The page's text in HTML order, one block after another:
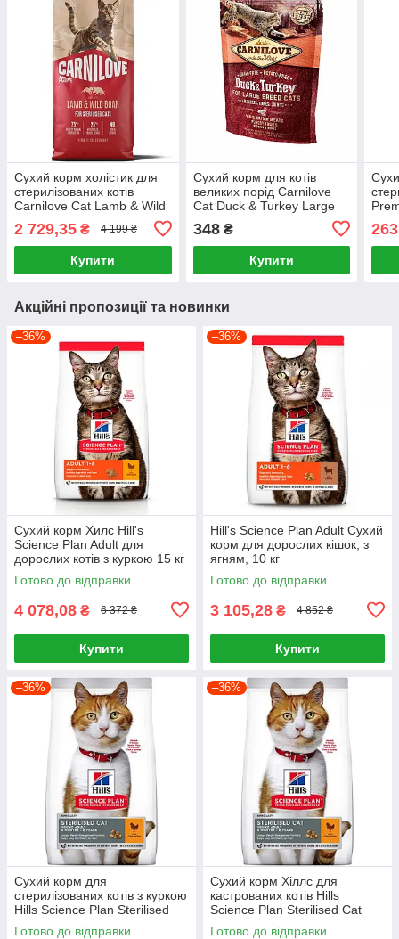
Сухий корм холістик для
стерилізованих котів
Carnilove Cat Lamb & Wild
кабан) 6 кг
2 729,35 ₴ 4 199 ₴
Купити
Сухий корм для котів
великих порід Carnilove
Cat Duck & Turkey Large
індичка) 400 г
348₴
Купити
Акційні пропозиції та новинки
–36%
Сухий корм Хилс Hill's
Science Plan Adult для
дорослих котів з куркою 15 кг
Готово до відправки
4 078,08 ₴ 6 372 ₴
Купити
–36%
Hill's Science Plan Adult Сухий
корм для дорослих кішок, з
ягням, 10 кг
Готово до відправки
3 105,28 ₴ 4 852 ₴
Купити
–36%
Сухий корм для
стерилізованих котів з куркою
Hills Science Plan Sterilised
Cat Young Adult Chicken 1,5кг
Готово до відправки
–36%
Сухий корм Хіллс для
кастрованих котів Hills
Science Plan Sterilised Cat
Young Adult Chicken 3кг
Готово до відправки